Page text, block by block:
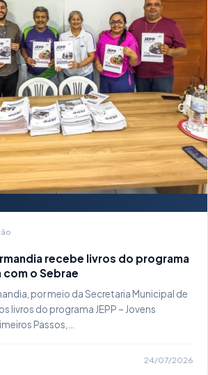
recebe livros do programa
com o Sebrae
por meio da Secretaria Municipal de
livros do programa JEPP – Jovens
Passos,…
24/07/2026